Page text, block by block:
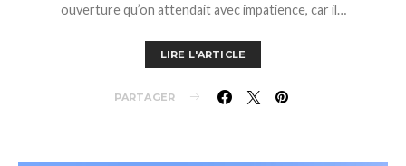
ouverture qu’on attendait avec impatience, car il…
LIRE L'ARTICLE
PARTAGER